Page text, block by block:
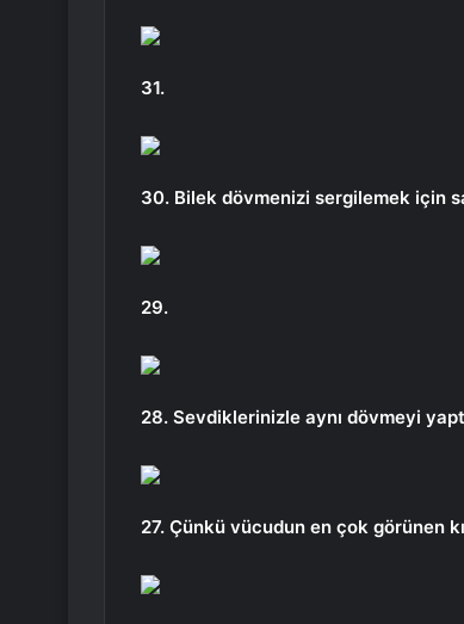
31.
30. Bilek dövmenizi sergilemek için
29.
28. Sevdiklerinizle aynı dövmeyi
27. Çünkü vücudun en çok görünen